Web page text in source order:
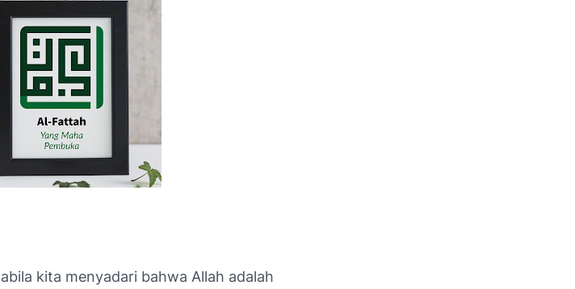
kita menyadari bahwa Allah adalah